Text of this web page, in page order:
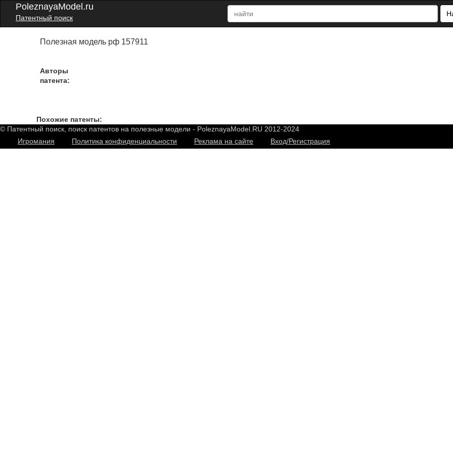
PoleznayaModel.ru
Патентный поиск
Полезная модель рф 157911
Авторы
патента:
Похожие патенты:
© Патентный поиск, поиск патентов на полезные модели - PoleznayaModel.RU 2012-2024
Игромания
Политика конфиденциальности Реклама на сайте Вход/Регистрация